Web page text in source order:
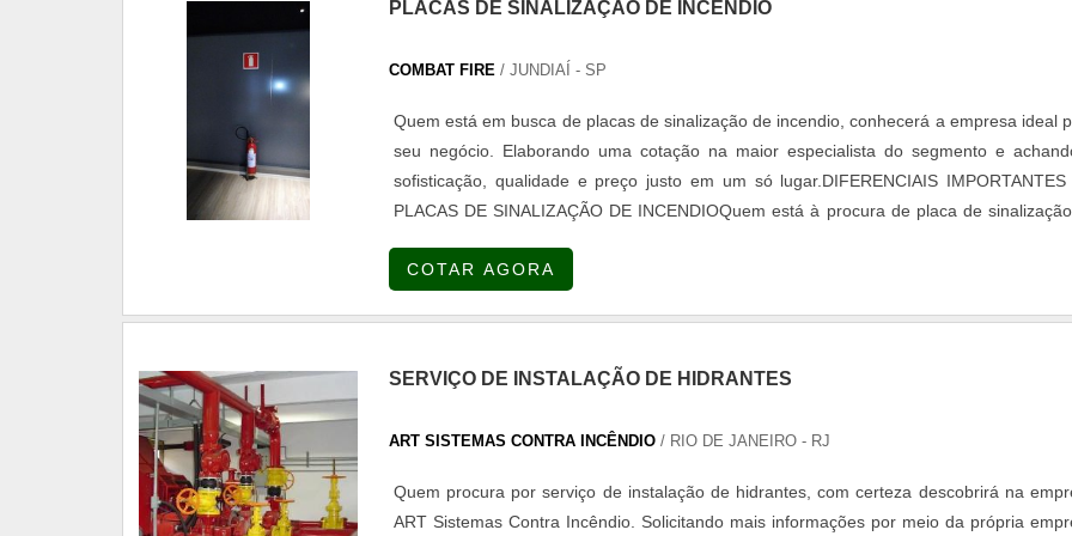
PLACAS DE SINALIZAÇÃO DE INCENDIO
COMBAT FIRE/ JUNDIAÍ - SP
Quem está em busca de placas de sinalização de incendio, conhecerá a empresa ideal
seu negócio. Elaborando uma cotação na maior especialista do segmento e
sofisticação, qualidade e preço justo em um só lugar.DIFERENCIAIS IMPORTANTES
PLACAS DE SINALIZAÇÃO DE INCENDIOQuem está à procura de placa de sinalização
de segurança e proteção contra incêndio e fornecimento de materiais e instalação
pequenos detalhes, mas de grande valia para saber a procedência e seriedade
sua área de atuação. Boas razões pelas quais a Combat Fire é destaque sempre
COTAR AGORA
SERVIÇO DE INSTALAÇÃO DE HIDRANTES
ART SISTEMAS CONTRA INCÊNDIO/ RIO DE JANEIRO - RJ
Quem procura por serviço de instalação de hidrantes, com certeza descobrirá na
ART Sistemas Contra Incêndio. Solicitando mais informações por meio da própria